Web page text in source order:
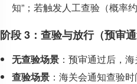
知”；若触发人工查验（概率
阶段 3：查验与放行（预审
无查验场景 ：预审通过后，
查验场景 ：海关会通知查验